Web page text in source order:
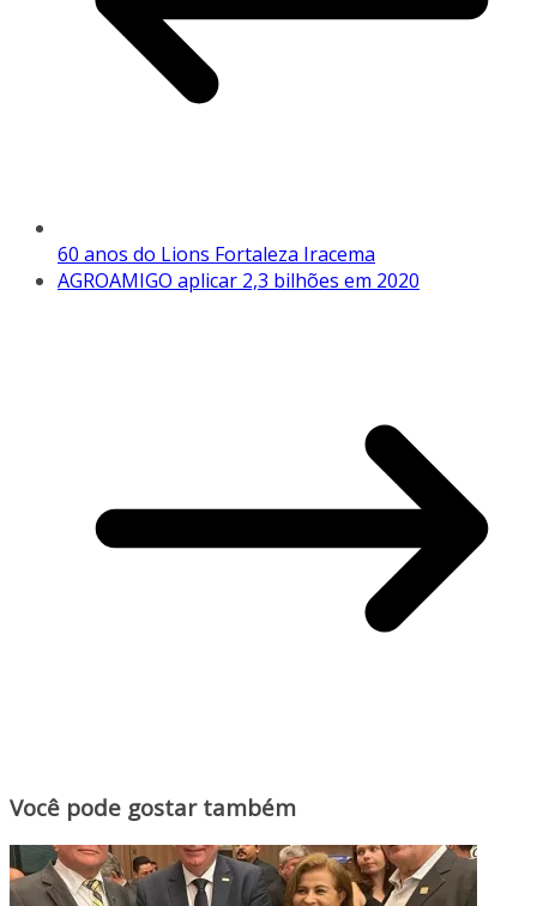
60 anos do Lions Fortaleza Iracema
AGROAMIGO aplicar 2,3 bilhões em 2020
Você pode gostar também